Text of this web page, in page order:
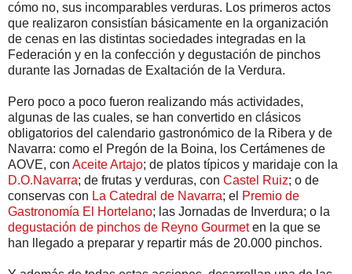
cómo no, sus incomparables verduras. Los primeros actos
que realizaron consistían básicamente en la organización
de cenas en las distintas sociedades integradas en la
Federación y en la confección y degustación de pinchos
durante las Jornadas de Exaltación de la Verdura.
Pero poco a poco fueron realizando más actividades,
algunas de las cuales, se han convertido en clásicos
obligatorios del calendario gastronómico de la Ribera y de
Navarra: como el Pregón de la Boina, los Certámenes de
AOVE, con Aceite Artajo; de platos típicos y maridaje con la
D.O.Navarra; de frutas y verduras, con Castel Ruiz; o de
conservas con La Catedral de Navarra; el Premio de
Gastronomía El Hortelano; las Jornadas de Inverdura; o la
degustación de pinchos de Reyno Gourmeten la que se
han llegado a preparar y repartir más de 20.000 pinchos.